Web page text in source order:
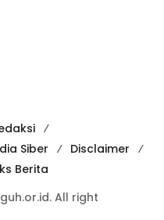
Siber
Disclaimer
Berita
All right